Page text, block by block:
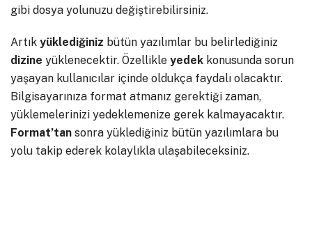
gibi dosya yolunuzu değiştirebilirsiniz.
Artık yüklediğiniz bütün yazılımlar bu belirlediğiniz
dizine yüklenecektir. Özellikle yedek konusunda sorun
yaşayan kullanıcılar içinde oldukça faydalı olacaktır.
Bilgisayarınıza format atmanız gerektiği zaman,
yüklemelerinizi yedeklemenize gerek kalmayacaktır.
Format’tan sonra yüklediğiniz bütün yazılımlara bu
yolu takip ederek kolaylıkla ulaşabileceksiniz.